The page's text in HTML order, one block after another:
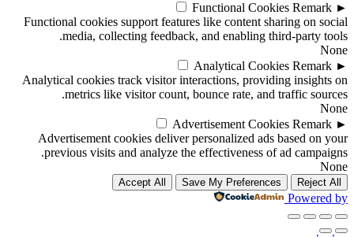
►
Functional Cookies Remark
Functional cookies support features like content sharing on social
media, collecting feedback, and enabling third-party tools.
None
►
Analytical Cookies Remark
Analytical cookies track visitor interactions, providing insights on
metrics like visitor count, bounce rate, and traffic sources.
None
►
Advertisement Cookies Remark
Advertisement cookies deliver personalized ads based on your
previous visits and analyze the effectiveness of ad campaigns.
None
Reject All
Save My Preferences
Accept All
Powered by